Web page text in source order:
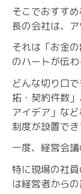
そこでおすす
長の会社は、
それは「お金
のハートが伝わ
どんな切り口
拓・契約件数
アイデア」な
制度が設置でき
一度、経営会
特に現場の社
は経営者からの